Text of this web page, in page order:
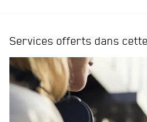
Services offerts dans